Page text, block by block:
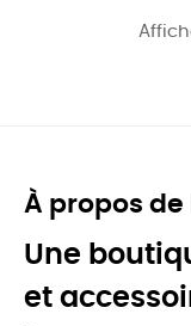
À propos de
Une
et